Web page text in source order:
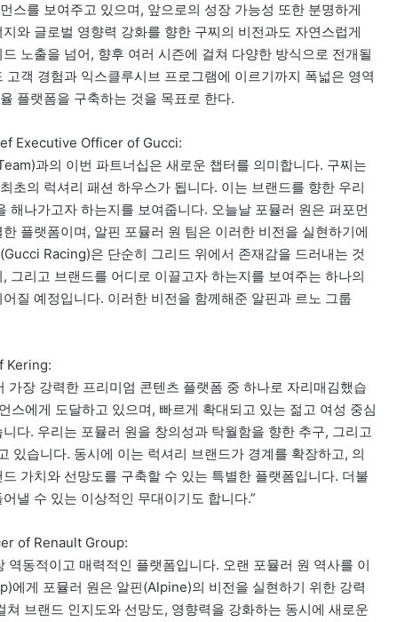
스를 보여주고 있으며, 앞으로의 성장 가능성 또한 분명하게
와 글로벌 영향력 강화를 향한 구찌의 비전과도 자연스럽게
노출을 넘어, 향후 여러 시즌에 걸쳐 다양한 방식으로 전개될
객 경험과 익스클루시브 프로그램에 이르기까지 폭넓은 영역
플랫폼을 구축하는 것을 목표로 한다.
Executive Officer of Gucci:
과의 이번 파트너십은 새로운 챕터를 의미합니다. 구찌는
초의 럭셔리 패션 하우스가 됩니다. 이는 브랜드를 향한 우리
해나가고자 하는지를 보여줍니다. 오늘날 포뮬러 원은 퍼포먼
플랫폼이며, 알핀 포뮬러 원 팀은 이러한 비전을 실현하기에
Racing)은 단순히 그리드 위에서 존재감을 드러내는 것
그리고 브랜드를 어디로 이끌고자 하는지를 보여주는 하나의
질 예정입니다. 이러한 비전을 함께해준 알핀과 르노 그룹
Kering:
가장 강력한 프리미엄 콘텐츠 플랫폼 중 하나로 자리매김했습
스에게 도달하고 있으며, 빠르게 확대되고 있는 젊고 여성 중심
다. 우리는 포뮬러 원을 창의성과 탁월함을 향한 추구, 그리고
있습니다. 동시에 이는 럭셔리 브랜드가 경계를 확장하고, 의
가치와 선망도를 구축할 수 있는 특별한 플랫폼입니다. 더불
낼 수 있는 이상적인 무대이기도 합니다.”
of Renault Group:
역동적이고 매력적인 플랫폼입니다. 오랜 포뮬러 원 역사를 이
에게 포뮬러 원은 알핀(Alpine)의 비전을 실현하기 위한 강력
브랜드 인지도와 선망도, 영향력을 강화하는 동시에 새로운